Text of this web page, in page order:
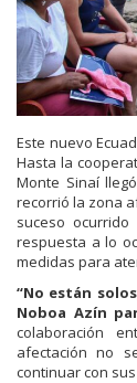
Este nuevo
Hasta la
Monte Sinaí
recorrió la zona
suceso
respuesta a lo
medidas para
“No están
Noboa Azín
colaboración
afectación no
continuar con